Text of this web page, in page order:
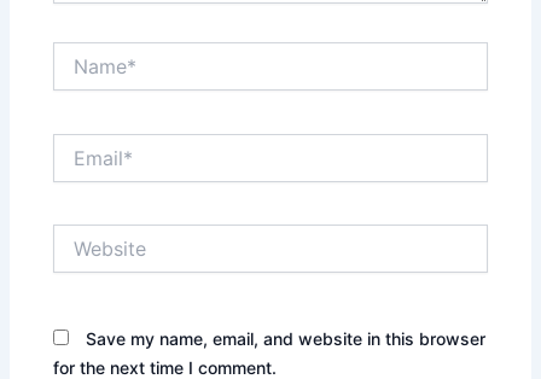
Save my name, email, and website in this browser
for the next time I comment.